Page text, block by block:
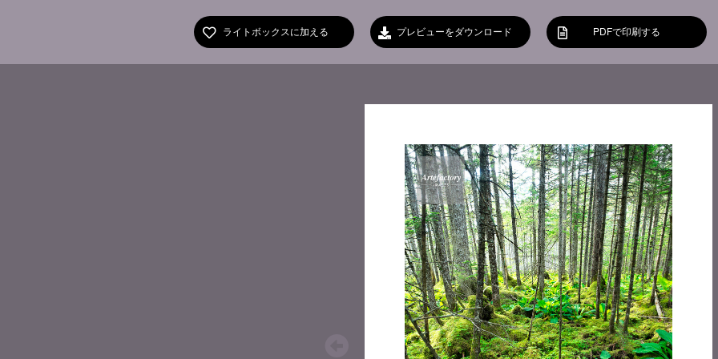
ライトボックスに加える プレビューをダウンロード PDFで印刷する